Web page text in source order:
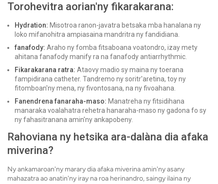
Torohevitra aorian'ny fikarakarana:
Hydration: Misotroa ranon-javatra betsaka mba hanalana ny
loko mifanohitra ampiasaina mandritra ny fandidiana.
fanafody: Araho ny fomba fitsaboana voatondro, izay mety
ahitana fanafody manify ra na fanafody antiarrhythmic.
Fikarakarana ratra: Ataovy madio sy maina ny toerana
fampidirana catheter. Tandremo ny soritr'aretina, toy ny
fitomboan'ny mena, ny fivontosana, na ny fivoahana.
Fanendrena fanaraha-maso: Manatreha ny fitsidihana
manaraka voalahatra rehetra hanaraha-maso ny gadona fo sy
ny fahasitranana amin'ny ankapobeny.
Rahoviana ny hetsika ara-dalàna dia afaka
miverina?
Ny ankamaroan'ny marary dia afaka miverina amin'ny asany
mahazatra ao anatin'ny iray na roa herinandro, saingy ilaina ny